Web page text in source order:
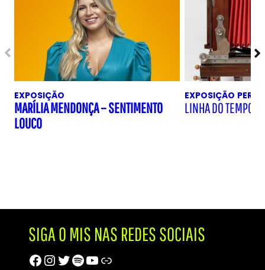
EXPOSIÇÃO
MARÍLIA MENDONÇA – SENTIMENTO
LOUCO
EXPOSIÇÃO
LINHA DO TEMPO
SIGA O MIS NAS REDES SOCIAIS
Facebook
Instagram
Twitter
Spotify
Youtube
Trip Advisor